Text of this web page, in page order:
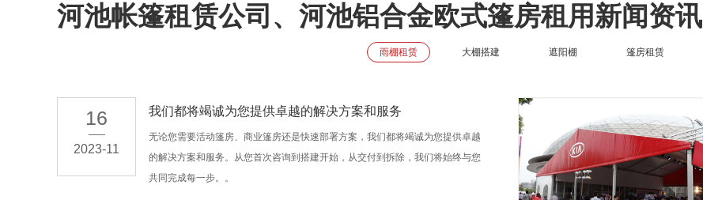
河池帐篷租赁公司、河池铝合金欧式篷房租用新闻资讯
雨棚租赁 大棚搭建 遮阳棚 篷房租赁
16
2023-11
我们都将竭诚为您提供卓越的解决方案和服务
无论您需要活动篷房、商业篷房还是快速部署方案，我们都将竭诚为您提供卓越
的解决方案和服务。从您首次咨询到搭建开始，从交付到拆除，我们将始终与您
共同完成每一步。。